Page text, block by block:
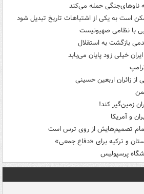
است به یکی از اشتباهات تاریخ تبدیل شود
با نظامی صهیونیست
بازگشت به استقلال
خیلی زود پایان می‌یابد
زائران اربعین حسینی
زمین‌گیر کند!
و آمریکا
تمام تصمیم‌هایش از روی ترس است
و ترکیه برای «دفاع جمعی»
پرسپولیس